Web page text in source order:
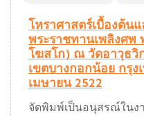
โหราศาสตร์เบื้องต้น
พระราชทานเพลิงศพ
โฆสโก) ณ วัดอาวุธวิ
เขตบางกอกน้อย กรุ
เมษายน 2522
จัดพิมพ์เป็นอนุสรณ์ในง